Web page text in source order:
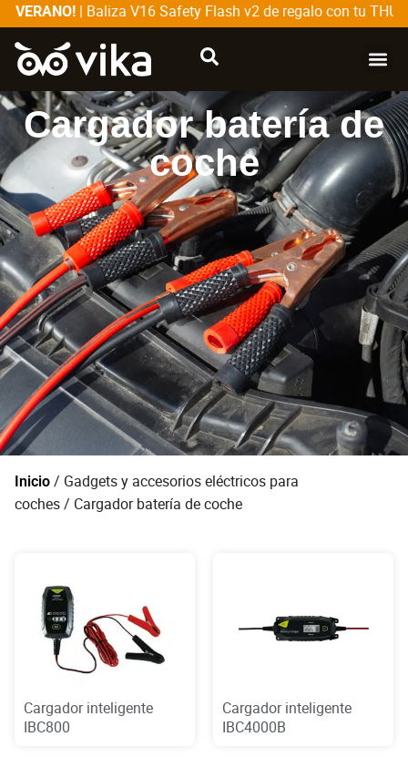
VERANO!| Baliza V16 Safety Flash v2 de regalo con tu
Cargador batería de
coche
Inicio / Gadgets y accesorios eléctricos para
coches/ Cargador batería de coche
Cargador inteligente
IBC800
Cargador inteligente
IBC4000B